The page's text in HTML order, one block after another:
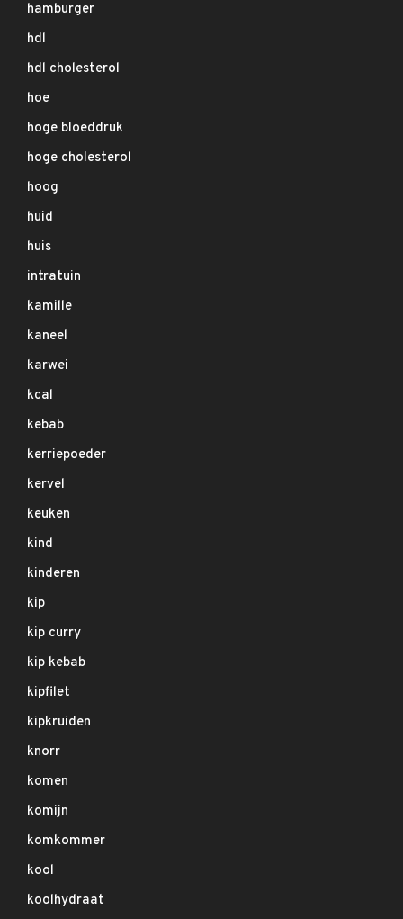
hamburger
hdl
hdl cholesterol
hoe
hoge bloeddruk
hoge cholesterol
hoog
huid
huis
intratuin
kamille
kaneel
karwei
kcal
kebab
kerriepoeder
kervel
keuken
kind
kinderen
kip
kip curry
kip kebab
kipfilet
kipkruiden
knorr
komen
komijn
komkommer
kool
koolhydraat